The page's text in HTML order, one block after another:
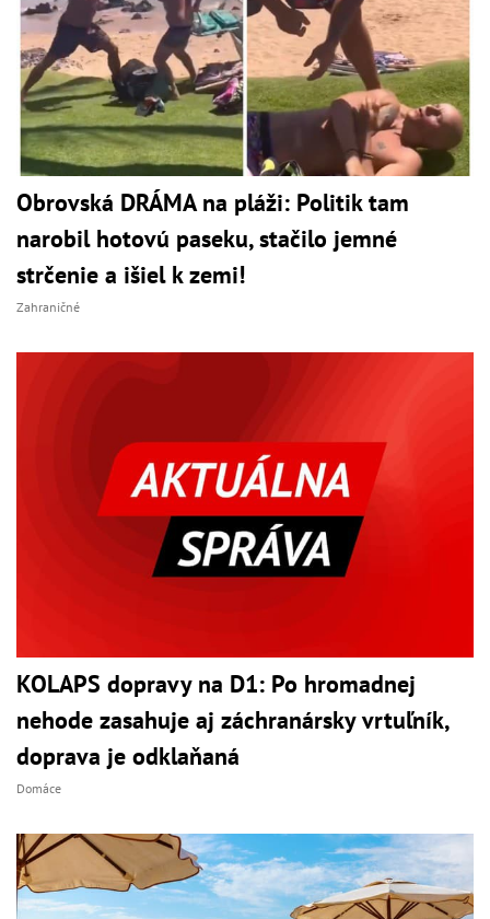
Obrovská DRÁMA na pláži: Politik tam
narobil hotovú paseku, stačilo jemné
strčenie a išiel k zemi!
Zahraničné
KOLAPS dopravy na D1: Po hromadnej
nehode zasahuje aj záchranársky vrtuľník,
doprava je odklaňaná
Domáce